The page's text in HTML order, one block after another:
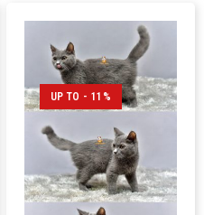
UP TO - 11%